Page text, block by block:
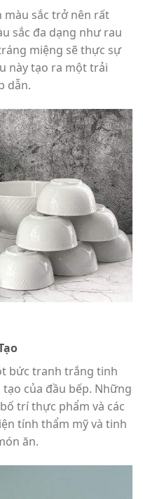
sắc trở nên rất
sắc đa dạng như rau
miệng sẽ thực sự
này tạo ra một trải
dẫn.
bức tranh trắng tinh
của đầu bếp. Những
trí thực phẩm và các
tính thẩm mỹ và tinh
ăn.